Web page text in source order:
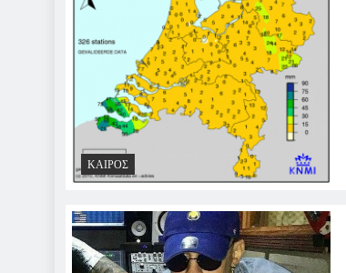
ΚΑΙΡΌΣ